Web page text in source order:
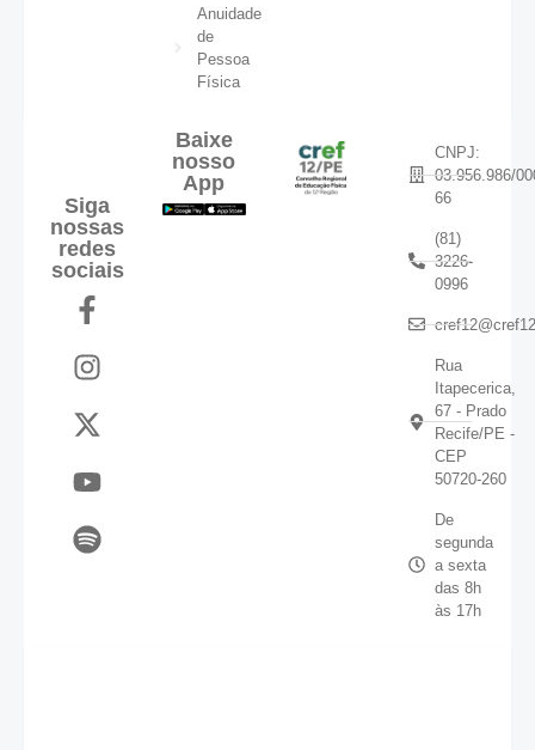
Anuidade
de
Pessoa
Física
Siga
nossas
redes
sociais
Baixe
nosso
App
CNPJ:
03.956.986/
66
(81)
3226-
0996
Rua
Itapecerica,
67 - Prado
Recife/PE -
CEP
50720-260
De
segunda
a sexta
das 8h
às 17h